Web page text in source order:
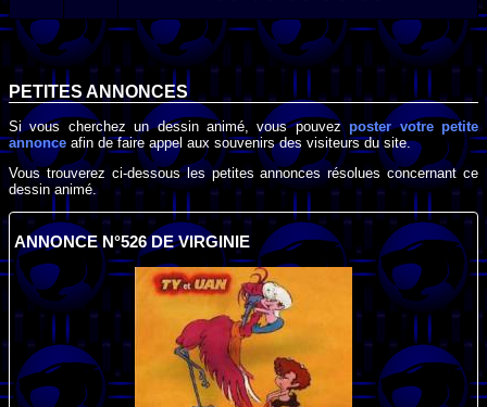
PETITES ANNONCES
Si vous cherchez un dessin animé, vous pouvezposter votre petite
annonce afin de faire appel aux souvenirs des visiteurs du site.
Vous trouverez ci-dessous les petites annonces résolues concernant ce
dessin animé.
ANNONCE N°526 DE VIRGINIE